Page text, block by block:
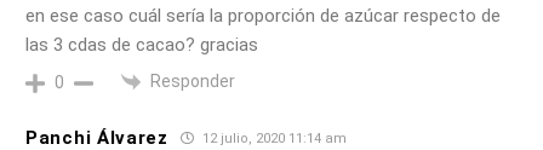
en ese caso cuál sería la proporción de azúcar respecto de
las 3 cdas de cacao? gracias
0 Responder
Panchi Álvarez 12 julio, 2020 11:14 am